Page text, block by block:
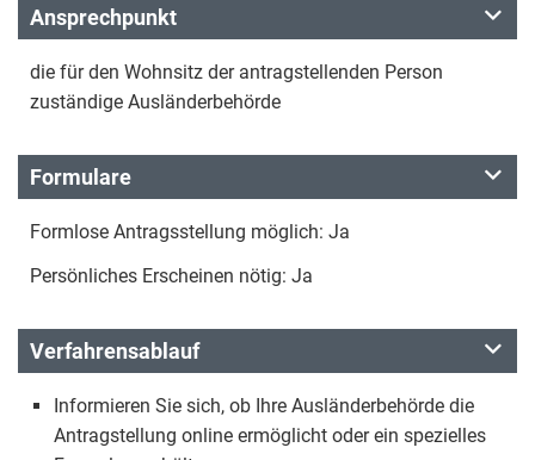
Ansprechpunkt
die für den Wohnsitz der antragstellenden Person
zuständige Ausländerbehörde
Formulare
Formlose Antragsstellung möglich: Ja
Persönliches Erscheinen nötig: Ja
Verfahrensablauf
Informieren Sie sich, ob Ihre Ausländerbehörde die
Antragstellung online ermöglicht oder ein spezielles